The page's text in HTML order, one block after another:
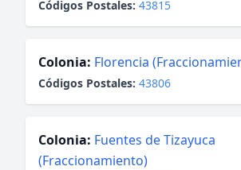
Códigos Postales: 43815
Colonia: Florencia
Códigos Postales: 43806
Colonia: Fuentes de Tizayuca
(Fraccionamiento)